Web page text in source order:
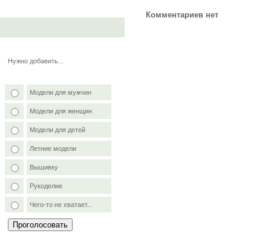
Нужно добавить...
Модели для мужчин
Модели для женщин
Модели для детей
Летние модели
Вышивку
Рукоделие
Чего-то не хватает...
Комментариев нет